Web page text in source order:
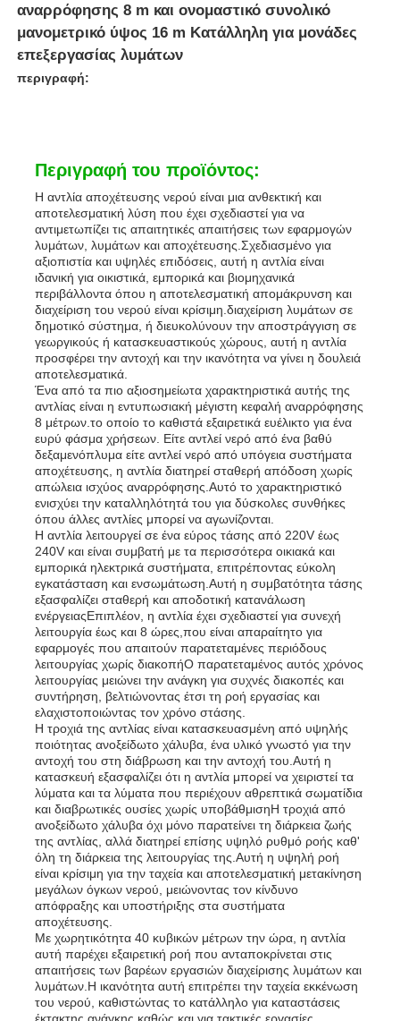
Αρχική Σελίδα
Προϊόντα
Βίντεο
Σχετικά με εμάς
Γύρος εργοστασίων
Ποιοτικός έλεγχος
επαφή
Νέα
Όλες οι περιπτώσεις
Ζητήστε ένα απόσπασμα
αναρρόφησης 8 m και ονομαστικό συνολικό
μανομετρικό ύψος 16 m Κατάλληλη για μονάδες
επεξεργασίας λυμάτων
περιγραφή:
Περιγραφή του προϊόντος:
Η αντλία αποχέτευσης νερού είναι μια ανθεκτική και
αποτελεσματική λύση που έχει σχεδιαστεί για να
αντιμετωπίζει τις απαιτητικές απαιτήσεις των εφαρμογών
λυμάτων, λυμάτων και αποχέτευσης.Σχεδιασμένο για
αξιοπιστία και υψηλές επιδόσεις, αυτή η αντλία είναι
ιδανική για οικιστικά, εμπορικά και βιομηχανικά
περιβάλλοντα όπου η αποτελεσματική απομάκρυνση και
διαχείριση του νερού είναι κρίσιμη.διαχείριση λυμάτων σε
δημοτικό σύστημα, ή διευκολύνουν την αποστράγγιση σε
γεωργικούς ή κατασκευαστικούς χώρους, αυτή η αντλία
προσφέρει την αντοχή και την ικανότητα να γίνει η δουλειά
αποτελεσματικά.
Ένα από τα πιο αξιοσημείωτα χαρακτηριστικά αυτής της
αντλίας είναι η εντυπωσιακή μέγιστη κεφαλή αναρρόφησης
8 μέτρων.το οποίο το καθιστά εξαιρετικά ευέλικτο για ένα
ευρύ φάσμα χρήσεων. Είτε αντλεί νερό από ένα βαθύ
δεξαμενόπλυμα είτε αντλεί νερό από υπόγεια συστήματα
αποχέτευσης, η αντλία διατηρεί σταθερή απόδοση χωρίς
απώλεια ισχύος αναρρόφησης.Αυτό το χαρακτηριστικό
ενισχύει την καταλληλότητά του για δύσκολες συνθήκες
όπου άλλες αντλίες μπορεί να αγωνίζονται.
Η αντλία λειτουργεί σε ένα εύρος τάσης από 220V έως
240V και είναι συμβατή με τα περισσότερα οικιακά και
εμπορικά ηλεκτρικά συστήματα, επιτρέποντας εύκολη
εγκατάσταση και ενσωμάτωση.Αυτή η συμβατότητα τάσης
εξασφαλίζει σταθερή και αποδοτική κατανάλωση
ενέργειαςΕπιπλέον, η αντλία έχει σχεδιαστεί για συνεχή
λειτουργία έως και 8 ώρες,που είναι απαραίτητο για
εφαρμογές που απαιτούν παρατεταμένες περιόδους
λειτουργίας χωρίς διακοπήΟ παρατεταμένος αυτός χρόνος
λειτουργίας μειώνει την ανάγκη για συχνές διακοπές και
συντήρηση, βελτιώνοντας έτσι τη ροή εργασίας και
ελαχιστοποιώντας τον χρόνο στάσης.
Η τροχιά της αντλίας είναι κατασκευασμένη από υψηλής
ποιότητας ανοξείδωτο χάλυβα, ένα υλικό γνωστό για την
αντοχή του στη διάβρωση και την αντοχή του.Αυτή η
κατασκευή εξασφαλίζει ότι η αντλία μπορεί να χειριστεί τα
λύματα και τα λύματα που περιέχουν αθρεπτικά σωματίδια
και διαβρωτικές ουσίες χωρίς υποβάθμισηΗ τροχιά από
ανοξείδωτο χάλυβα όχι μόνο παρατείνει τη διάρκεια ζωής
της αντλίας, αλλά διατηρεί επίσης υψηλό ρυθμό ροής καθ'
όλη τη διάρκεια της λειτουργίας της.Αυτή η υψηλή ροή
είναι κρίσιμη για την ταχεία και αποτελεσματική μετακίνηση
μεγάλων όγκων νερού, μειώνοντας τον κίνδυνο
απόφραξης και υποστήριξης στα συστήματα
αποχέτευσης.
Με χωρητικότητα 40 κυβικών μέτρων την ώρα, η αντλία
αυτή παρέχει εξαιρετική ροή που ανταποκρίνεται στις
απαιτήσεις των βαρέων εργασιών διαχείρισης λυμάτων και
λυμάτων.Η ικανότητα αυτή επιτρέπει την ταχεία εκκένωση
του νερού, καθιστώντας το κατάλληλο για καταστάσεις
έκτακτης ανάγκης καθώς και για τακτικές εργασίες